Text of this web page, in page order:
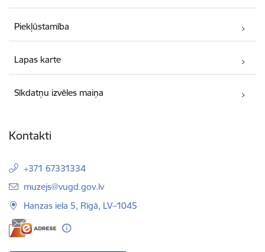
Piekļūstamība
Lapas karte
Sīkdatņu izvēles maiņa
Kontakti
+371 67331334
E-pasts:
muzejs@vugd.gov.lv
Hanzas iela 5, Rīgā, LV–1045